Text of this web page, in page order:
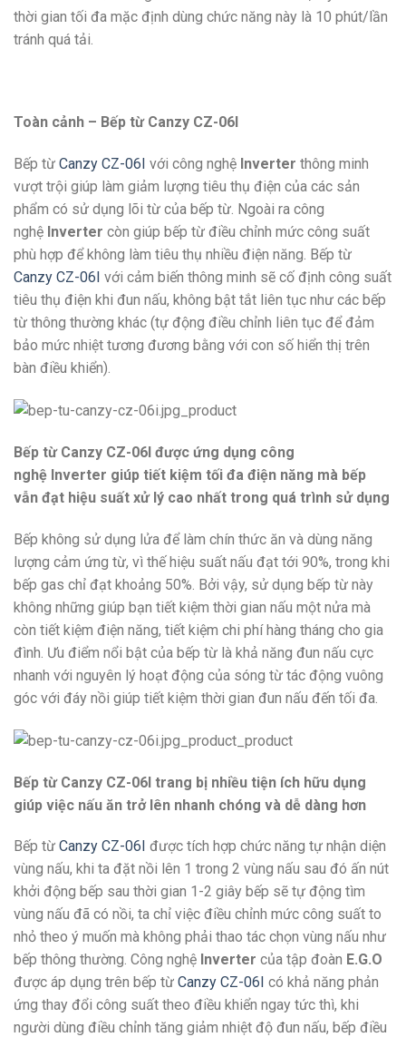
thời gian tối đa mặc định dùng chức năng này là 10 phút/lần
tránh quá tải.
Toàn cảnh – Bếp từ Canzy CZ-06I
Bếp từ Canzy CZ-06I với công nghệ Inverter thông minh
vượt trội giúp làm giảm lượng tiêu thụ điện của các sản
phẩm có sử dụng lõi từ của bếp từ. Ngoài ra công
nghệ Inverter còn giúp bếp từ điều chỉnh mức công suất
phù hợp để không làm tiêu thụ nhiều điện năng. Bếp từ
Canzy CZ-06I với cảm biến thông minh sẽ cố định công suất
tiêu thụ điện khi đun nấu, không bật tắt liên tục như các bếp
từ thông thường khác (tự động điều chỉnh liên tục để đảm
bảo mức nhiệt tương đương bằng với con số hiển thị trên
bàn điều khiển).
Bếp từ Canzy CZ-06I được ứng dụng công
nghệ Inverter giúp tiết kiệm tối đa điện năng mà bếp
vẫn đạt hiệu suất xử lý cao nhất trong quá trình sử dụng
Bếp không sử dụng lửa để làm chín thức ăn và dùng năng
lượng cảm ứng từ, vì thế hiệu suất nấu đạt tới 90%, trong khi
bếp gas chỉ đạt khoảng 50%. Bởi vậy, sử dụng bếp từ này
không những giúp bạn tiết kiệm thời gian nấu một nửa mà
còn tiết kiệm điện năng, tiết kiệm chi phí hàng tháng cho gia
đình. Ưu điểm nổi bật của bếp từ là khả năng đun nấu cực
nhanh với nguyên lý hoạt động của sóng từ tác động vuông
góc với đáy nồi giúp tiết kiệm thời gian đun nấu đến tối đa.
Bếp từ Canzy CZ-06I trang bị nhiều tiện ích hữu dụng
giúp việc nấu ăn trở lên nhanh chóng và dễ dàng hơn
Bếp từ Canzy CZ-06I được tích hợp chức năng tự nhận diện
vùng nấu, khi ta đặt nồi lên 1 trong 2 vùng nấu sau đó ấn nút
khởi động bếp sau thời gian 1-2 giây bếp sẽ tự động tìm
vùng nấu đã có nồi, ta chỉ việc điều chỉnh mức công suất to
nhỏ theo ý muốn mà không phải thao tác chọn vùng nấu như
bếp thông thường. Công nghệ Inverter của tập đoàn E.G.O
được áp dụng trên bếp từ Canzy CZ-06I có khả năng phản
ứng thay đổi công suất theo điều khiển ngay tức thì, khi
người dùng điều chỉnh tăng giảm nhiệt độ đun nấu, bếp điều